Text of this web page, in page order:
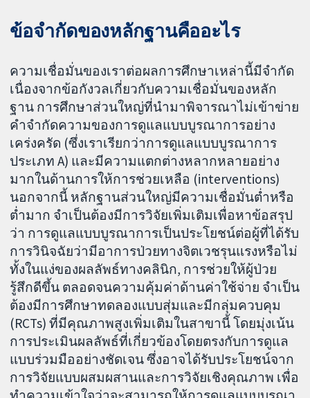
ข้อจำกัดของหลักฐานคืออะไร
ความเชื่อมั่นของเราต่อผลการศึกษาเหล่านี้มีจำกัด
เนื่องจากข้อกังวลเกี่ยวกับความเชื่อมั่นของหลัก
ฐาน การศึกษาส่วนใหญ่ที่นำมาพิจารณาไม่เข้าข่าย
คำจำกัดความของการดูแลแบบบูรณาการอย่าง
เคร่งครัด (ซึ่งเราเรียกว่าการดูแลแบบบูรณาการ
ประเภท A) และมีความแตกต่างหลากหลายอย่าง
มากในด้านการให้การช่วยเหลือ (interventions)
นอกจากนี้ หลักฐานส่วนใหญ่มีความเชื่อมั่นต่ำหรือ
ต่ำมาก จำเป็นต้องมีการวิจัยเพิ่มเติมเพื่อหาข้อสรุป
ว่า การดูแลแบบบูรณาการเป็นประโยชน์ต่อผู้ที่ได้รับ
การวินิจฉัยว่ามีอาการป่วยทางจิตเวชรุนแรงหรือไม่
ทั้งในแง่ของผลลัพธ์ทางคลินิก, การช่วยให้ผู้ป่วย
รู้สึกดีขึ้น ตลอดจนความคุ้มค่าด้านค่าใช้จ่าย จำเป็น
ต้องมีการศึกษาทดลองแบบสุ่มและมีกลุ่มควบคุม
(RCTs) ที่มีคุณภาพสูงเพิ่มเติมในสาขานี้ โดยมุ่งเน้น
การประเมินผลลัพธ์ที่เกี่ยวข้องโดยตรงกับการดูแล
แบบร่วมมืออย่างชัดเจน ซึ่งอาจได้รับประโยชน์จาก
การวิจัยแบบผสมผสานและการวิจัยเชิงคุณภาพ เพื่อ